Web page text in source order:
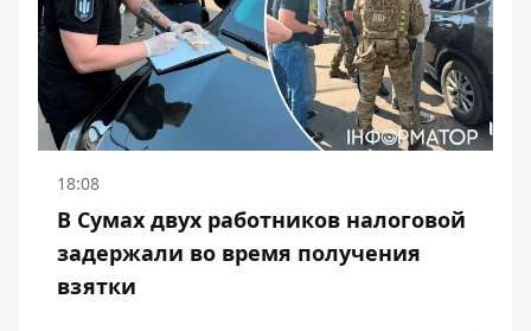
18:08
В Сумах двух работников налоговой
задержали во время получения
взятки